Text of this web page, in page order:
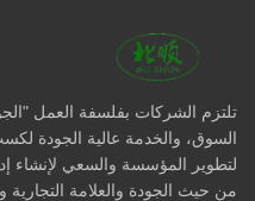
تلتزم الشركات بفلسفة العمل
السوق، والخدمة عالية الجودة
لتطوير المؤسسة والسعي لإنشاء
من حيث الجودة والعلامة التجارية